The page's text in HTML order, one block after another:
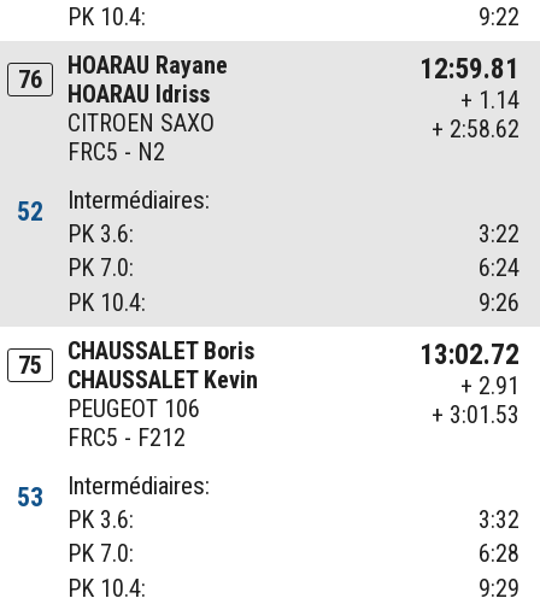
PK 10.4:
9:22
76
HOARAU Rayane
HOARAU Idriss
CITROEN SAXO
FRC5 - N2
12:59.81
+ 1.14
+ 2:58.62
52
Intermédiaires:
PK 3.6:
3:22
PK 7.0:
6:24
PK 10.4:
9:26
75
CHAUSSALET Boris
CHAUSSALET Kevin
PEUGEOT 106
FRC5 - F212
13:02.72
+ 2.91
+ 3:01.53
53
Intermédiaires:
PK 3.6:
3:32
PK 7.0:
6:28
PK 10.4:
9:29